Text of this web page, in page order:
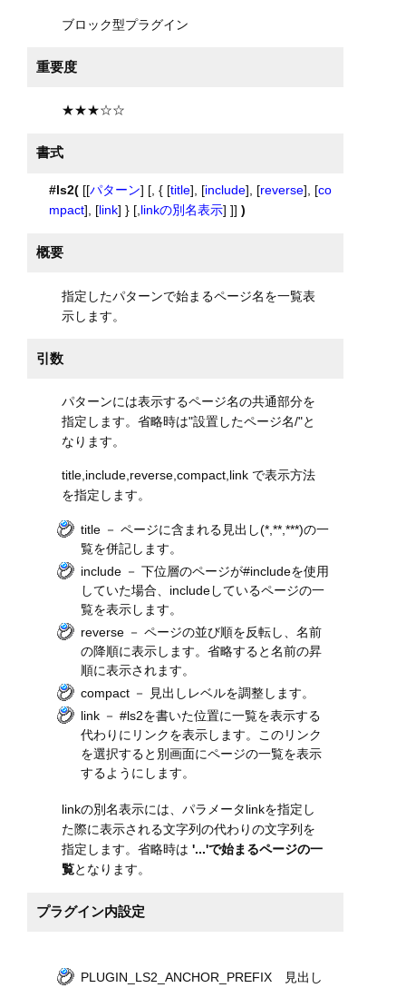
ブロック型プラグイン
重要度
★★★☆☆
書式
#ls2([[パターン] [, { [title], [include], [reverse], [co
mpact], [link] } [, linkの別名表示] ]] )
概要
指定したパターンで始まるページ名を一覧表
示します。
引数
パターンには表示するページ名の共通部分を
指定します。省略時は"設置したページ名/"と
なります。
title,include,reverse,compact,link で表示方法
を指定します。
title － ページに含まれる見出し(*,**,***)の一
覧を併記します。
include － 下位層のページが#includeを使用
していた場合、includeしているページの一
覧を表示します。
reverse － ページの並び順を反転し、名前
の降順に表示します。省略すると名前の昇
順に表示されます。
compact － 見出しレベルを調整します。
link － #ls2を書いた位置に一覧を表示する
代わりにリンクを表示します。このリンク
を選択すると別画面にページの一覧を表示
するようにします。
linkの別名表示には、パラメータlinkを指定し
た際に表示される文字列の代わりの文字列を
指定します。省略時は '...'で始まるページの一
覧となります。
プラグイン内設定
PLUGIN_LS2_ANCHOR_PREFIX 見出し